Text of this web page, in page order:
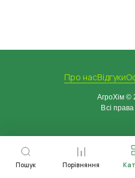
Пошук Порівняння
Про насВідгуки
АгроХім ©
Всі